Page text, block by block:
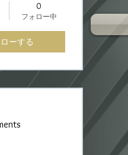
0
フォロー中
ーする